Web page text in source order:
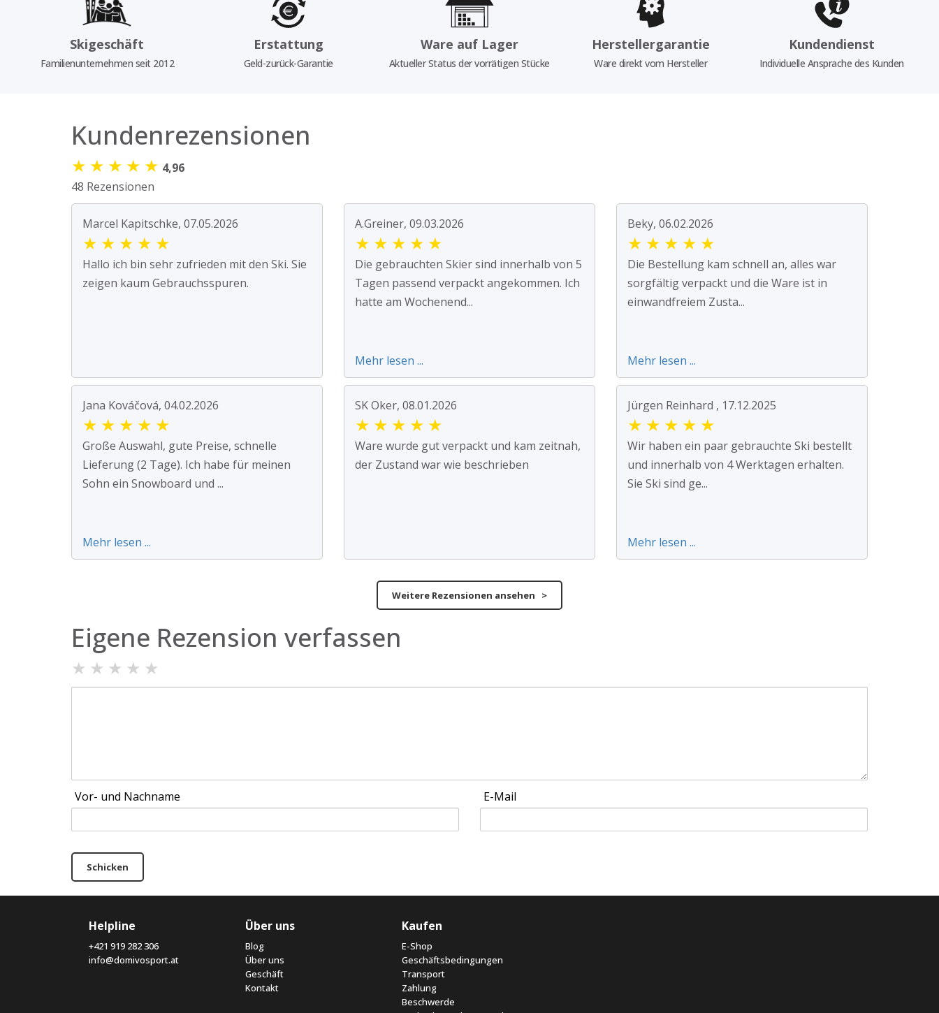
Skigeschäft
Familienunternehmen seit 2012
Erstattung
Geld-zurück-Garantie
Ware auf Lager
Aktueller Status der vorrätigen Stücke
Herstellergarantie
Ware direkt vom Hersteller
Kundendienst
Individuelle Ansprache des Kunden
Kundenrezensionen
★ ★ ★ ★ ★ 4,96
48 Rezensionen
Marcel Kapitschke, 07.05.2026
★ ★ ★ ★ ★
Hallo ich bin sehr zufrieden mit den Ski. Sie
zeigen kaum Gebrauchsspuren.
A.Greiner, 09.03.2026
★ ★ ★ ★ ★
Die gebrauchten Skier sind innerhalb von 5
Tagen passend verpackt angekommen. Ich
hatte am Wochenend...
Mehr lesen ...
Beky, 06.02.2026
★ ★ ★ ★ ★
Die Bestellung kam schnell an, alles war
sorgfältig verpackt und die Ware ist in
einwandfreiem Zusta...
Mehr lesen ...
Jana Kováčová, 04.02.2026
★ ★ ★ ★ ★
Große Auswahl, gute Preise, schnelle
Lieferung (2 Tage). Ich habe für meinen
Sohn ein Snowboard und ...
Mehr lesen ...
SK Oker, 08.01.2026
★ ★ ★ ★ ★
Ware wurde gut verpackt und kam zeitnah,
der Zustand war wie beschrieben
Jürgen Reinhard , 17.12.2025
★ ★ ★ ★ ★
Wir haben ein paar gebrauchte Ski bestellt
und innerhalb von 4 Werktagen erhalten.
Sie Ski sind ge...
Mehr lesen ...
Weitere Rezensionen ansehen >
Eigene Rezension verfassen
★ ★ ★ ★ ★
Vor- und Nachname E-Mail
Schicken
Helpline
+421 919 282 306
info@domivosport.at
Über uns
Blog
Über uns
Geschäft
Kontakt
Kaufen
E-Shop
Geschäftsbedingungen
Transport
Zahlung
Beschwerde